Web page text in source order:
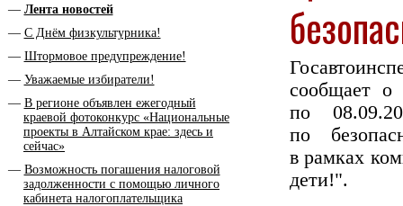
Лента новостей
С Днём физкультурника!
Штормовое предупреждение!
Уважаемые избиратели!
В регионе объявлен ежегодный
краевой фотоконкурс «Национальные
проекты в Алтайском крае: здесь и
сейчас»
Возможность погашения налоговой
задолженности с помощью личного
кабинета налогоплательщика
сообщает о
по
по
в рамках
дети!".